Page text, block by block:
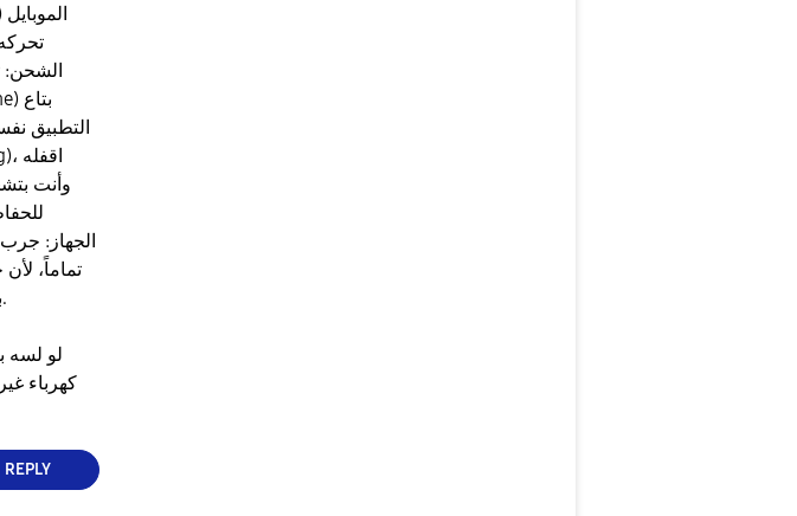
الشحن:
التطبيق
وأنت
الجهاز:
تماماً،
بسيط يقطع نقل البيانات في نص العملية.
​لو لسه
كهرباء
REPLY